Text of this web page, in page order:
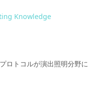
Knowledge
ロトコルが演出照明分野に